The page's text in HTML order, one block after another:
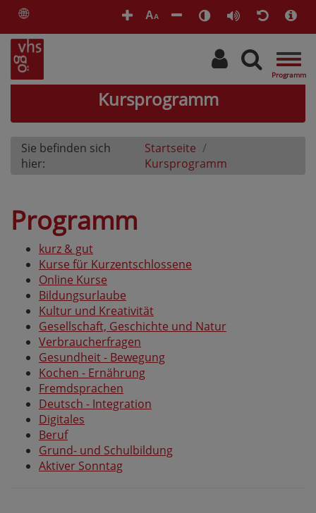
🌐 AA
Kursprogramm
Sie befinden sich
hier:
Startseite
Kursprogramm
Programm
kurz & gut
Kurse für Kurzentschlossene
Online Kurse
Bildungsurlaube
Kultur und Kreativität
Gesellschaft, Geschichte und Natur
Verbraucherfragen
Gesundheit - Bewegung
Kochen - Ernährung
Fremdsprachen
Deutsch - Integration
Digitales
Beruf
Grund- und Schulbildung
Aktiver Sonntag